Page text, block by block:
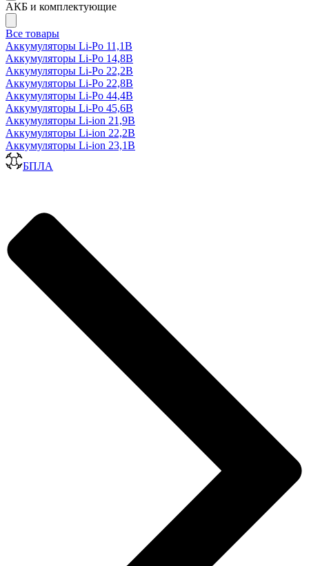
АКБ и комплектующие
Все товары
Аккумуляторы Li-Po 11,1В
Аккумуляторы Li-Po 14,8В
Аккумуляторы Li-Po 22,2В
Аккумуляторы Li-Po 22,8В
Аккумуляторы Li-Po 44,4В
Аккумуляторы Li-Po 45,6В
Аккумуляторы Li-ion 21,9В
Аккумуляторы Li-ion 22,2В
Аккумуляторы Li-ion 23,1В
БПЛА